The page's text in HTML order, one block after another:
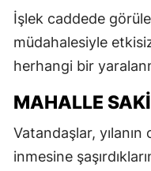
İşlek caddede
müdahalesiyle
herhangi bir
MAHALLE
Vatandaşlar,
inmesine